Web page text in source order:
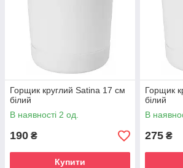
Горщик круглий Satina 17 см
білий
В наявності 2 од.
190 ₴
Купити
Горщик
білий
В
275 ₴